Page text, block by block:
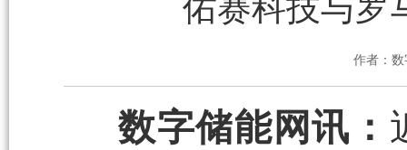
佑赛科技与罗
作者：
数字储能网讯：